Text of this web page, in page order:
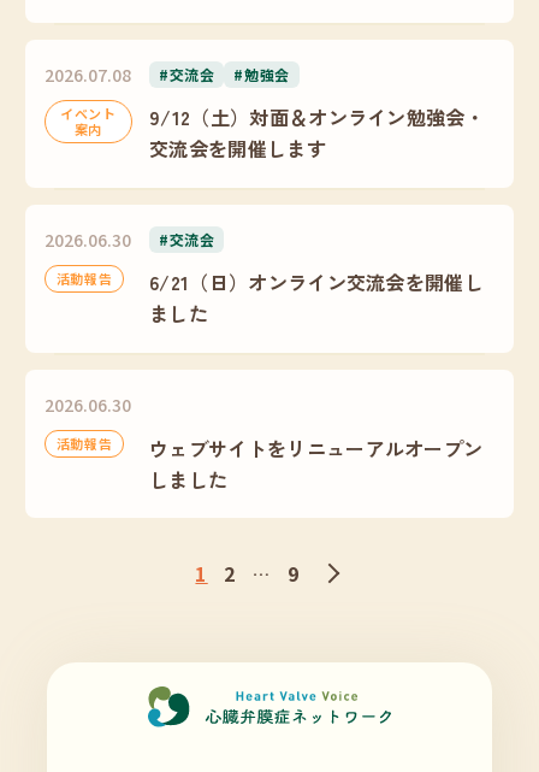
2026.07.08
イベント
案内
9/12（土）対面＆オンライン勉強会・
交流会を開催します
#交流会 #勉強会
2026.06.30
活動報告
6/21（日）オンライン交流会を開催し
ました
#交流会
2026.06.30
活動報告
ウェブサイトをリニューアルオープン
しました
1 2 … 9